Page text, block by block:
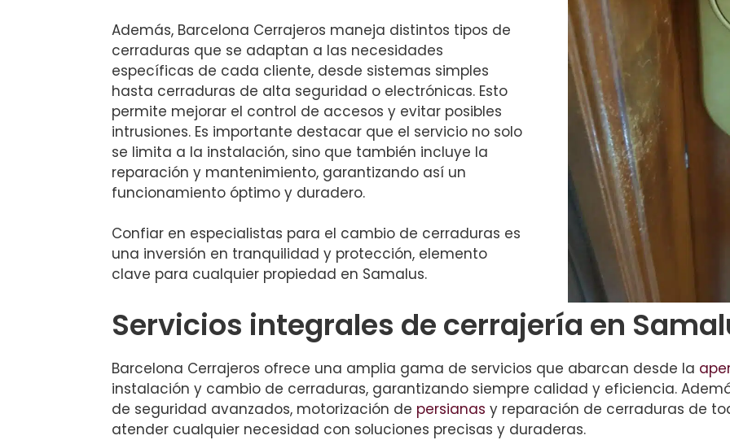
Además, Barcelona Cerrajeros maneja distintos tipos de
cerraduras que se adaptan a las necesidades
específicas de cada cliente, desde sistemas simples
hasta cerraduras de alta seguridad o electrónicas. Esto
permite mejorar el control de accesos y evitar posibles
intrusiones. Es importante destacar que el servicio no solo
se limita a la instalación, sino que también incluye la
reparación y mantenimiento, garantizando así un
funcionamiento óptimo y duradero.
Confiar en especialistas para el cambio de cerraduras es
una inversión en tranquilidad y protección, elemento
clave para cualquier propiedad en Samalus.
Servicios integrales de cerrajería en
Barcelona Cerrajeros ofrece una amplia gama de servicios que abarcan desde la
instalación y cambio de cerraduras, garantizando siempre calidad y eficiencia.
de seguridad avanzados, motorización de persianas y reparación de cerraduras de
atender cualquier necesidad con soluciones precisas y duraderas.